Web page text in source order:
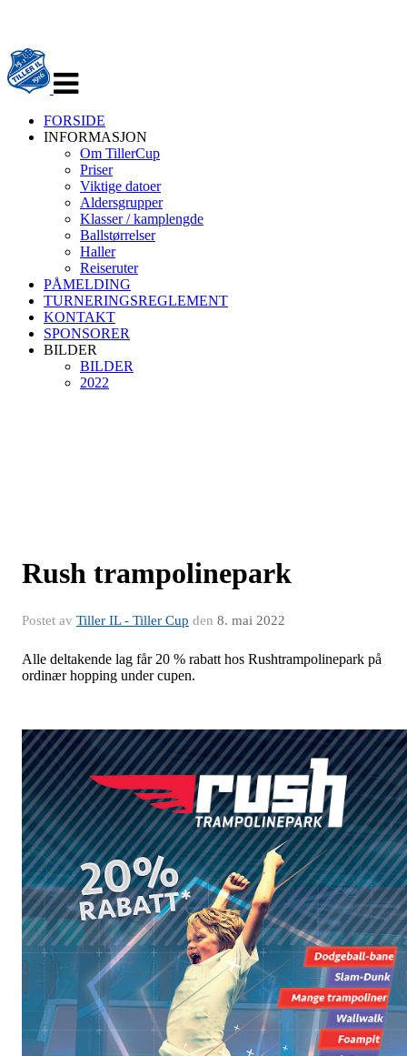
navigasjon
FORSIDE
INFORMASJON
Om TillerCup
Priser
Viktige datoer
Aldersgrupper
Klasser / kamplengde
Ballstørrelser
Haller
Reiseruter
PÅMELDING
TURNERINGSREGLEMENT
KONTAKT
SPONSORER
BILDER
BILDER
2022
Rush trampolinepark
Postet av Tiller IL - Tiller Cup den 8. mai 2022
Alle deltakende lag får 20 % rabatt hos Rushtrampolinepark på
ordinær hopping under cupen.